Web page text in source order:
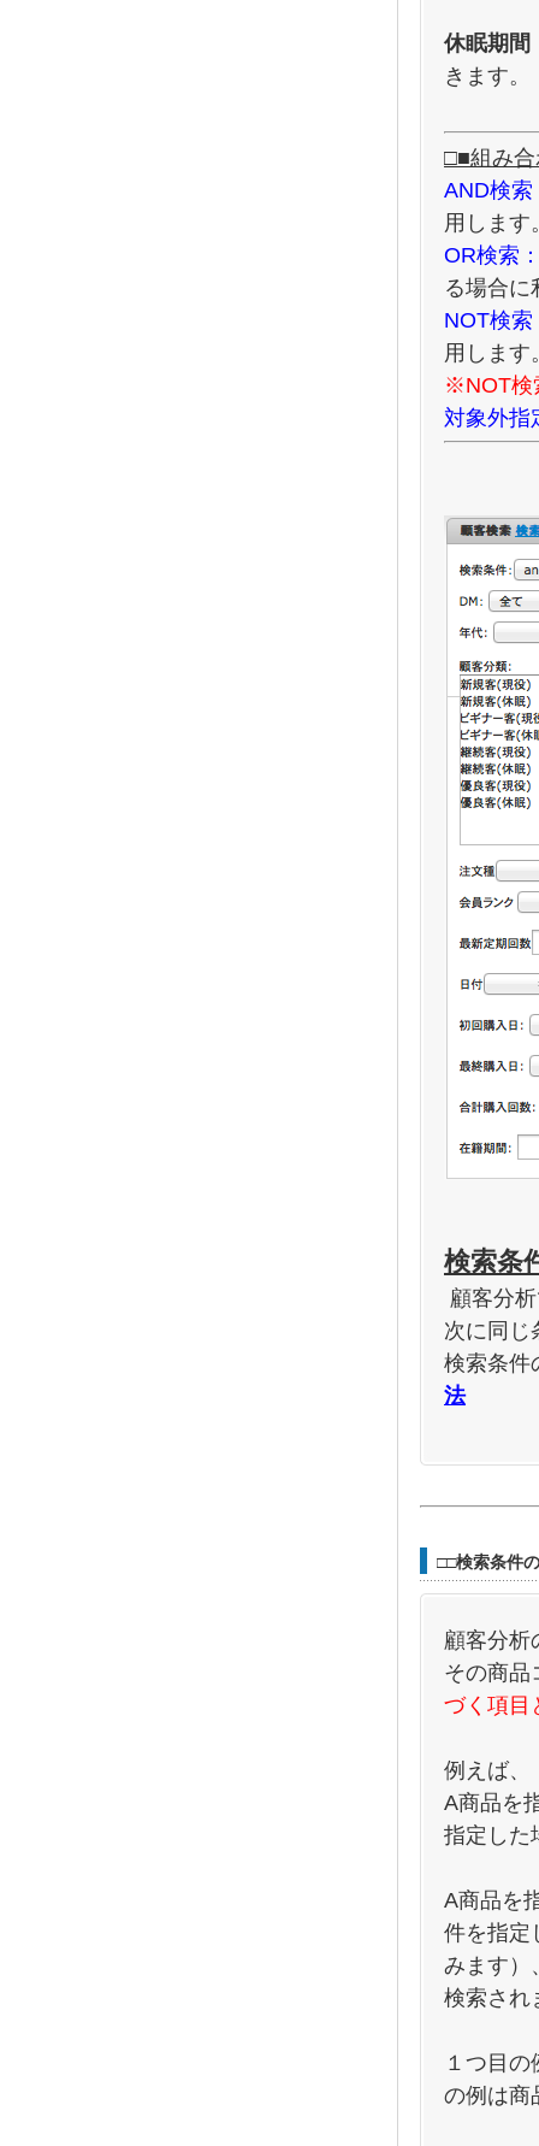
休眠期間
きます。
□■組み
AND検索
用します
OR検索
る場合に
NOT検索
用します
※NOT検
対象外指
検索条
顧客分
次に同じ
検索条件
法
□□検索条件
顧客分析
その商品
づく項目
例えば、
A商品を
指定した
A商品を
件を指定
みます）
検索され
１つ目
の例は商